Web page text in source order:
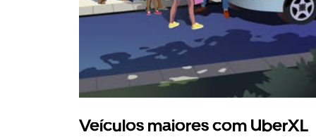
Veículos maiores com UberXL